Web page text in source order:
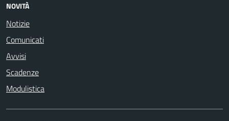
NOVITÀ
Notizie
Comunicati
Avvisi
Scadenze
Modulistica